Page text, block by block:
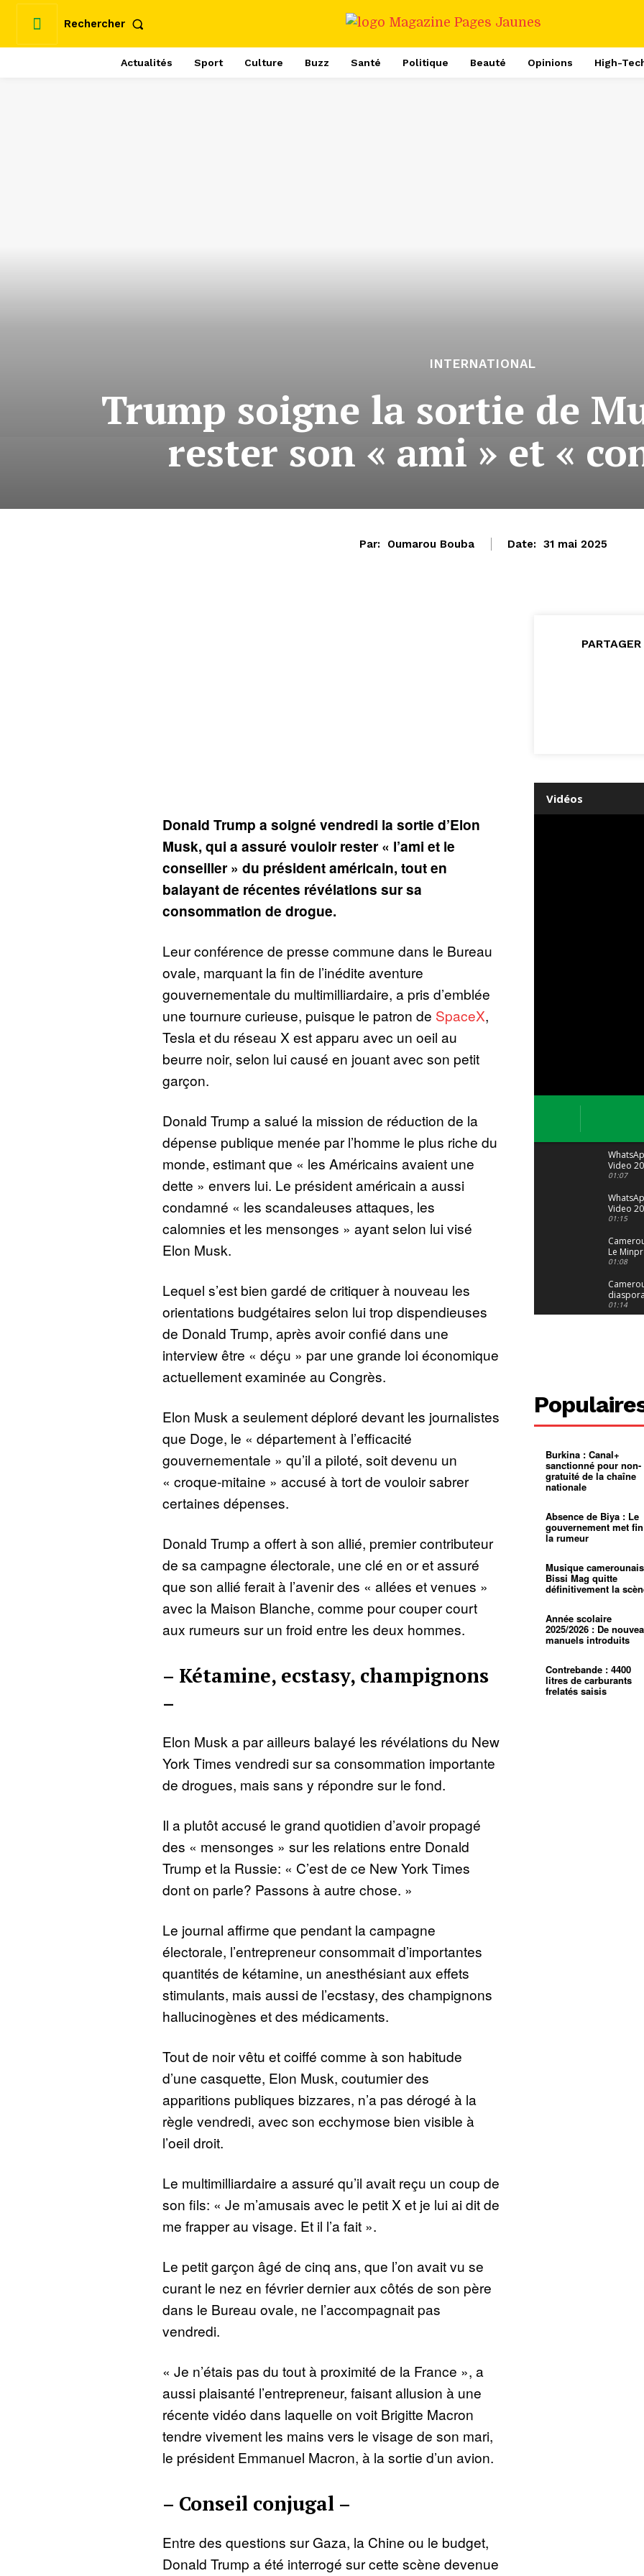
Rechercher
Actualités Sport Culture Buzz Santé Politique Beauté Opinions High-
INTERNATIONAL
Trump soigne la sortie de
rester son « ami » et «
Par: Oumarou Bouba Date: 31 mai 2025
Donald Trump a soigné vendredi la sortie d’Elon
Musk, qui a assuré vouloir rester « l’ami et le
conseiller » du président américain, tout en
balayant de récentes révélations sur sa
consommation de drogue.
Leur conférence de presse commune dans le Bureau
ovale, marquant la fin de l’inédite aventure
gouvernementale du multimilliardaire, a pris d’emblée
une tournure curieuse, puisque le patron de SpaceX,
Tesla et du réseau X est apparu avec un oeil au
beurre noir, selon lui causé en jouant avec son petit
garçon.
Donald Trump a salué la mission de réduction de la
dépense publique menée par l’homme le plus riche du
monde, estimant que « les Américains avaient une
dette » envers lui. Le président américain a aussi
condamné « les scandaleuses attaques, les
calomnies et les mensonges » ayant selon lui visé
Elon Musk.
Lequel s’est bien gardé de critiquer à nouveau les
orientations budgétaires selon lui trop dispendieuses
de Donald Trump, après avoir confié dans une
interview être « déçu » par une grande loi économique
actuellement examinée au Congrès.
Elon Musk a seulement déploré devant les journalistes
que Doge, le « département à l’efficacité
gouvernementale » qu’il a piloté, soit devenu un
« croque-mitaine » accusé à tort de vouloir sabrer
certaines dépenses.
Donald Trump a offert à son allié, premier contributeur
de sa campagne électorale, une clé en or et assuré
que son allié ferait à l’avenir des « allées et venues »
avec la Maison Blanche, comme pour couper court
aux rumeurs sur un froid entre les deux hommes.
– Kétamine, ecstasy, champignons
–
Elon Musk a par ailleurs balayé les révélations du New
York Times vendredi sur sa consommation importante
de drogues, mais sans y répondre sur le fond.
Il a plutôt accusé le grand quotidien d’avoir propagé
des « mensonges » sur les relations entre Donald
Trump et la Russie: « C’est de ce New York Times
dont on parle? Passons à autre chose. »
Le journal affirme que pendant la campagne
électorale, l’entrepreneur consommait d’importantes
quantités de kétamine, un anesthésiant aux effets
stimulants, mais aussi de l’ecstasy, des champignons
hallucinogènes et des médicaments.
Tout de noir vêtu et coiffé comme à son habitude
d’une casquette, Elon Musk, coutumier des
apparitions publiques bizzares, n’a pas dérogé à la
règle vendredi, avec son ecchymose bien visible à
l’oeil droit.
Le multimilliardaire a assuré qu’il avait reçu un coup de
son fils: « Je m’amusais avec le petit X et je lui ai dit de
me frapper au visage. Et il l’a fait ».
Le petit garçon âgé de cinq ans, que l’on avait vu se
curant le nez en février dernier aux côtés de son père
dans le Bureau ovale, ne l’accompagnait pas
vendredi.
« Je n’étais pas du tout à proximité de la France », a
aussi plaisanté l’entrepreneur, faisant allusion à une
récente vidéo dans laquelle on voit Brigitte Macron
tendre vivement les mains vers le visage de son mari,
le président Emmanuel Macron, à la sortie d’un avion.
– Conseil conjugal –
Entre des questions sur Gaza, la Chine ou le budget,
Donald Trump a été interrogé sur cette scène devenue
Vidéos
Video
04 at 15
01:07
Video
29 at 12
01:15
Le
alerte
jeunes
01:08
suivra-t-
l’appel
01:14
400 000
pasteur
L’État
d’or
Entre
mentale
01:12
à
mettra-
01:12
Mouelle
dernier
voyage
Burkina : Canal+
sanctionné pour non-
gratuité de la chaîne
nationale
Absence de Biya : Le
gouvernement met
la rumeur
Musique
Bissi Mag quitte
définitivement la
Année scolaire
2025/2026 : De
manuels introduits
Contrebande : 4400
litres de carburants
frelatés saisis